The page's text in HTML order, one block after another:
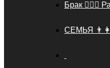
Брак 👩‍❤️‍👨
СЕМЬЯ